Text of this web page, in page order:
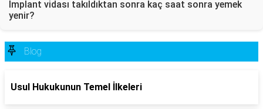
İmplant vidası takıldıktan sonra kaç saat sonra yemek
yenir?
Blog
Usul Hukukunun Temel İlkeleri